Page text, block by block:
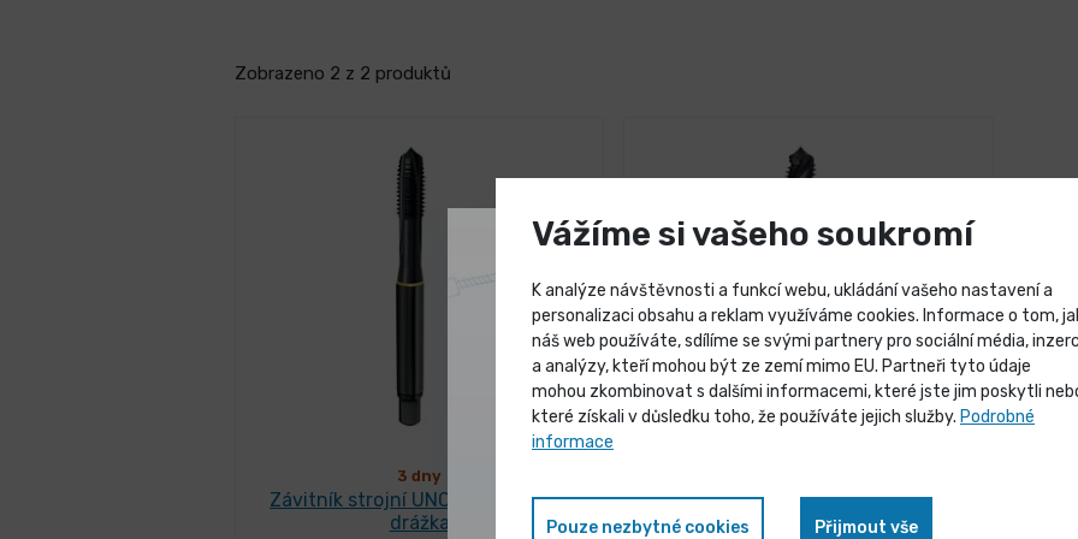
Zobrazeno 2 z 2 produktů
3 dny
Závitník strojní UNC HSS-E přímá
drážka
Závitník strojní UNC HSS-E
šroubová drážka
Vážíme si vašeho soukromí
K analýze návštěvnosti a funkcí webu, ukládání vašeho nastavení a
personalizaci obsahu a reklam využíváme cookies. Informace o tom,
náš web používáte, sdílíme se svými partnery pro sociální média,
a analýzy, kteří mohou být ze zemí mimo EU. Partneři tyto údaje
mohou zkombinovat s dalšími informacemi, které jste jim poskytli
které získali v důsledku toho, že používáte jejich služby. Podrobné
informace
Pouze nezbytné cookies Přijmout vše
Výprodej skladových